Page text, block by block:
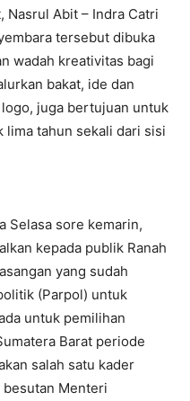
Nasrul Abit – Indra Catri
tersebut dibuka
wadah kreativitas bagi
bakat, ide dan
juga bertujuan untuk
tahun sekali dari sisi
Selasa sore kemarin,
kepada publik Ranah
yang sudah
(Parpol) untuk
untuk pemilihan
Barat periode
salah satu kader
Menteri